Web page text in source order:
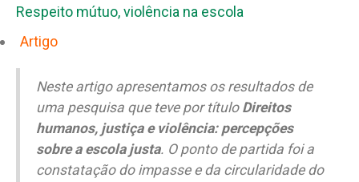
Respeito mútuo,violência na escola
Artigo
Neste artigo apresentamos os resultados de
uma pesquisa que teve por título Direitos
humanos, justiça e violência: percepções
sobre a escola justa. O ponto de partida foi a
constatação do impasse e da circularidade do